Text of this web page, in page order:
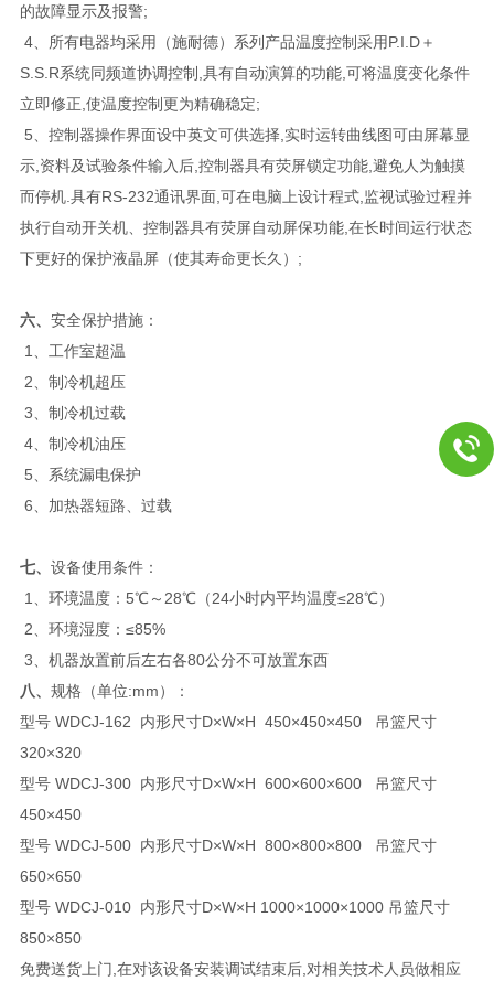
的故障显示及报警;
4、所有电器均采用（施耐德）系列产品温度控制采用P.I.D＋
S.S.R系统同频道协调控制,具有自动演算的功能,可将温度变化条件
立即修正,使温度控制更为精确稳定;
5、控制器操作界面设中英文可供选择,实时运转曲线图可由屏幕显
示,资料及试验条件输入后,控制器具有荧屏锁定功能,避免人为触摸
而停机.具有RS-232通讯界面,可在电脑上设计程式,监视试验过程并
执行自动开关机、控制器具有荧屏自动屏保功能,在长时间运行状态
下更好的保护液晶屏（使其寿命更长久）;
六、 安全保护措施：
1、工作室超温
2、制冷机超压
3、制冷机过载
4、制冷机油压
5、系统漏电保护
6、加热器短路、过载
七、 设备使用条件：
1、环境温度：5℃～28℃（24小时内平均温度≤28℃）
2、环境湿度：≤85%
3、机器放置前后左右各80公分不可放置东西
八、 规格（单位:mm）：
型号 WDCJ-162 内形尺寸D×W×H 450×450×450 吊篮尺寸
320×320
型号 WDCJ-300 内形尺寸D×W×H 600×600×600 吊篮尺寸
450×450
型号 WDCJ-500 内形尺寸D×W×H 800×800×800 吊篮尺寸
650×650
型号 WDCJ-010 内形尺寸D×W×H 1000×1000×1000 吊篮尺寸
850×850
免费送货上门,在对该设备安装调试结束后,对相关技术人员做相应